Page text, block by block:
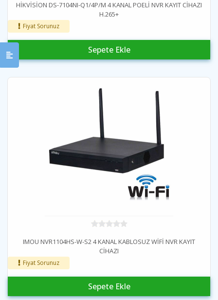
HİKVİSİON DS-7104NI-Q1/4P/M 4 KANAL POELİ NVR KAYIT CİHAZI
H.265+
Fiyat Sorunuz
Sepete Ekle
IMOU NVR1104HS-W-S2 4 KANAL KABLOSUZ WİFİ NVR KAYIT
CİHAZI
Fiyat Sorunuz
Sepete Ekle